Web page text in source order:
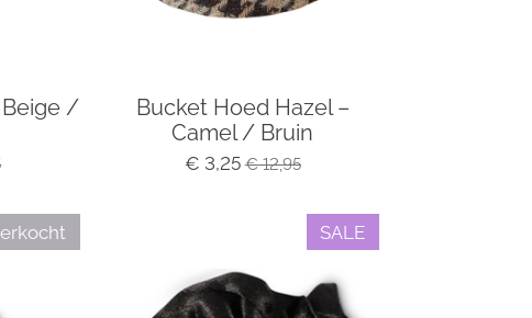
Beige /
Bucket Hoed Hazel –
Camel / Bruin
€ 3,25 € 12,95
SALE